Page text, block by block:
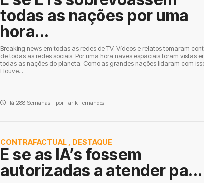
todas as nações por uma
hora...
Breaking news em todas as redes de TV. Vídeos e relatos tomaram
de todas as redes sociais. Por uma hora naves espaciais foram vistas
todas as nações do planeta. Como as grandes nações lidaram com
Houve...
Há 288 Semanas - por Tarik Fernandes
CONTRAFACTUAL DESTAQUE
E se as IA’s fossem
autorizadas a atender pa...